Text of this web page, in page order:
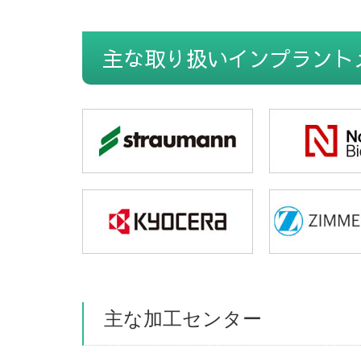
主な取り扱いインプラン
主な加工センター